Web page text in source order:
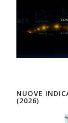
NUOVE
(2026)